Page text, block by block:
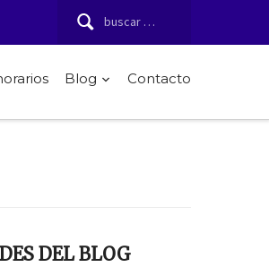
Buscar:
Blog Contacto
DEL BLOG